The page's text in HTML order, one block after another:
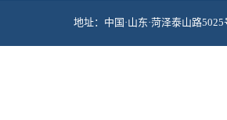
地址：中国·山东·菏泽泰山路